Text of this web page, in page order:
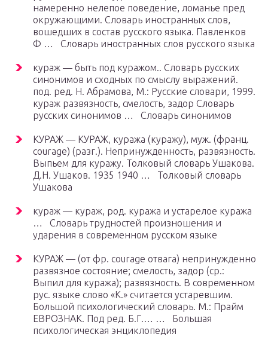
намеренно нелепое поведение, ломанье пред
окружающими. Словарь иностранных слов,
вошедших в состав русского языка. Павленков
Ф … Словарь иностранных слов русского языка
кураж — быть под куражом.. Словарь русских
синонимов и сходных по смыслу выражений.
под. ред. Н. Абрамова, М.: Русские словари, 1999.
кураж развязность, смелость, задор Словарь
русских синонимов … Словарь синонимов
КУРАЖ — КУРАЖ, куража (куражу), муж. (франц.
courage) (разг.). Непринужденность, развязность.
Выпьем для куражу. Толковый словарь Ушакова.
Д.Н. Ушаков. 1935 1940 … Толковый словарь
Ушакова
кураж — кураж, род. куража и устарелое куража
… Словарь трудностей произношения и
ударения в современном русском языке
КУРАЖ — (от фр. courage отвага) непринужденно
развязное состояние; смелость, задор (ср.:
Выпил для куража); развязность. В современном
рус. языке слово «К.» считается устаревшим.
Большой психологический словарь. М.: Прайм
ЕВРОЗНАК. Под ред. Б.Г.… … Большая
психологическая энциклопедия